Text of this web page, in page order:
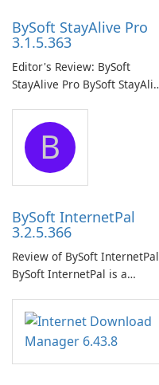
BySoft StayAlive Pro
3.1.5.363
Editor's Review: BySoft
StayAlive Pro BySoft StayAlive
application designed to
ensure the continuous and
uninterrupted operation of
your computer system.
B
BySoft InternetPal
3.2.5.366
Review of BySoft InternetPal
BySoft InternetPal is a
application designed to
monitor your internet
connection and provide real-
time insights into its